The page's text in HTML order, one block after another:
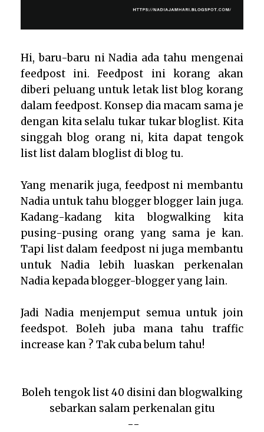
Hi, baru-baru ni Nadia ada tahu mengenai
feedpost ini. Feedpost ini korang akan
diberi peluang untuk letak list blog korang
dalam feedpost. Konsep dia macam sama je
dengan kita selalu tukar tukar bloglist. Kita
singgah blog orang ni, kita dapat tengok
list list dalam bloglist di blog tu.
Yang menarik juga, feedpost ni membantu
Nadia untuk tahu blogger blogger lain juga.
Kadang-kadang kita blogwalking kita
pusing-pusing orang yang sama je kan.
Tapi list dalam feedpost ni juga membantu
untuk Nadia lebih luaskan perkenalan
Nadia kepada blogger-blogger yang lain.
Jadi Nadia menjemput semua untuk join
feedspot. Boleh juba mana tahu traffic
increase kan ? Tak cuba belum tahu!
Boleh tengok list 40 disini dan blogwalking
sebarkan salam perkenalan gitu
--